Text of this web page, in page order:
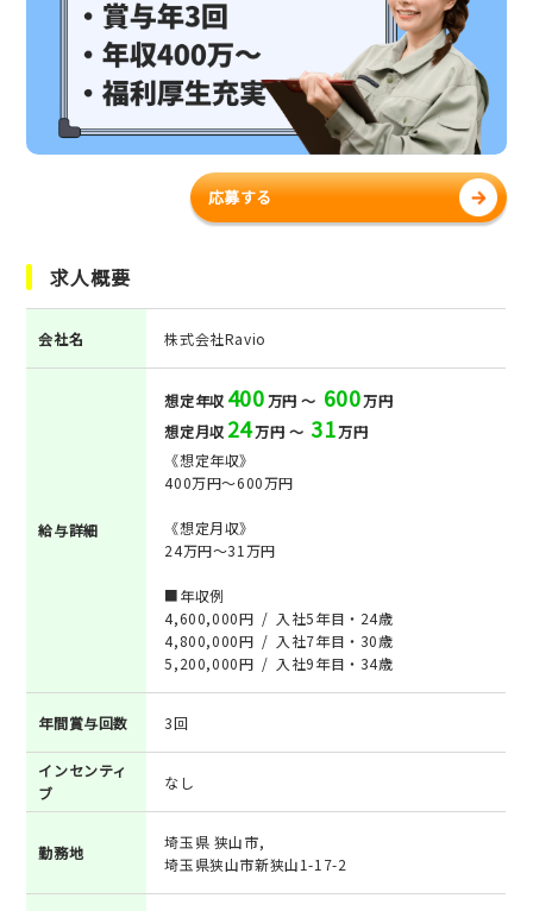
応募する
求人概要
会社名 株式会社Ravio
給与詳細
想定年収 400万円 ～ 600万円
想定月収 24万円 ～ 31万円
《想定年収》
400万円～600万円
《想定月収》
24万円～31万円
■年収例
4,600,000円 / 入社5年目・24歳
4,800,000円 / 入社7年目・30歳
5,200,000円 / 入社9年目・34歳
年間賞与回数 3回
インセンティ
ブ
なし
勤務地
埼玉県 狭山市,
埼玉県狭山市新狭山1-17-2